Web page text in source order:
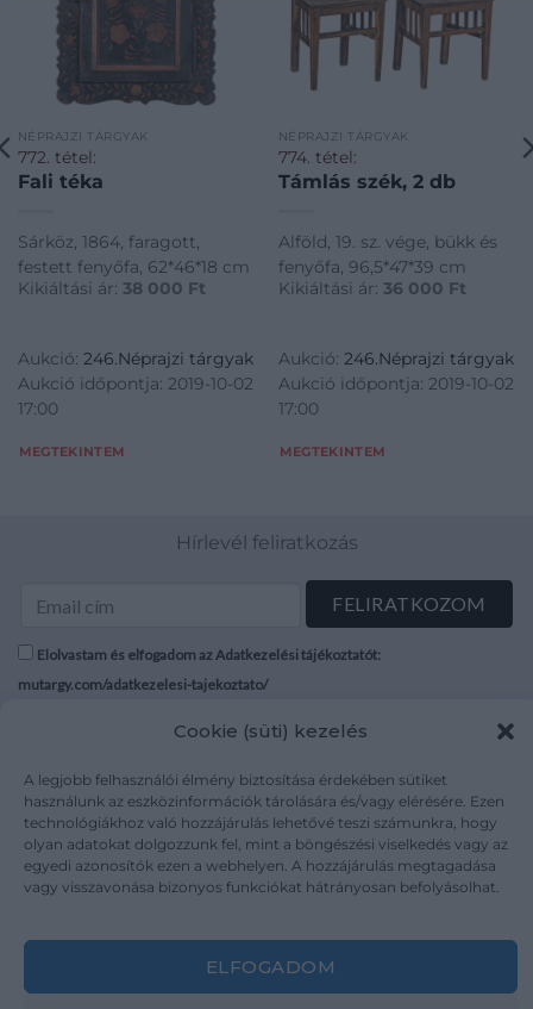
Cookie (süti) kezelés
A legjobb felhasználói élmény biztosítása érdekében sütiket
használunk az eszközinformációk tárolására és/vagy elérésére. Ezen
technológiákhoz való hozzájárulás lehetővé teszi számunkra, hogy
olyan adatokat dolgozzunk fel, mint a böngészési viselkedés vagy az
egyedi azonosítók ezen a webhelyen. A hozzájárulás megtagadása
vagy visszavonása bizonyos funkciókat hátrányosan befolyásolhat.
ELFOGADOM
NÉPRAJZI TÁRGYAK
772. tétel:
Fali téka
Sárköz, 1864, faragott,
festett fenyőfa, 62*46*18 cm
Kikiáltási ár: 38 000 Ft
Aukció: 246.Néprajzi tárgyak
Aukció időpontja: 2019-10-02
17:00
MEGTEKINTEM
NÉPRAJZI TÁRGYAK
774. tétel:
Támlás szék, 2 db
Alföld, 19. sz. vége, bükk és
fenyőfa, 96,5*47*39 cm
Kikiáltási ár: 36 000 Ft
Aukció: 246.Néprajzi tárgyak
Aukció időpontja: 2019-10-02
17:00
MEGTEKINTEM
Hírlevél feliratkozás
Elolvastam és elfogadom az Adatkezelési tájékoztatót:
mutargy.com/adatkezelesi-tajekoztato/
Médiaajánlat
Karrier
Kapcsolat
Áraink
ÁSZF
Adatvédelem
Impresszum